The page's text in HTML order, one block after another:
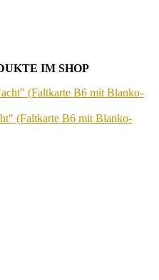
IM SHOP
(Faltkarte B6 mit Blanko-